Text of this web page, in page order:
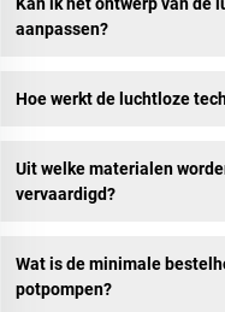
aanpassen?
Hoe werkt de luchtloze
Uit welke materialen
vervaardigd?
Wat is de minimale
potpompen?